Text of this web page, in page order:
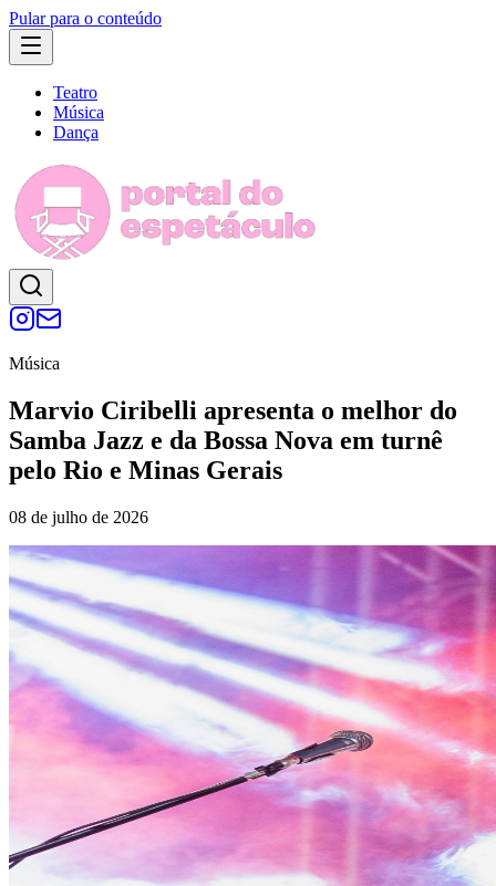
Pular para o conteúdo
Teatro
Música
Dança
Música
Marvio Ciribelli apresenta o melhor do
Samba Jazz e da Bossa Nova em turnê
pelo Rio e Minas Gerais
08 de julho de 2026